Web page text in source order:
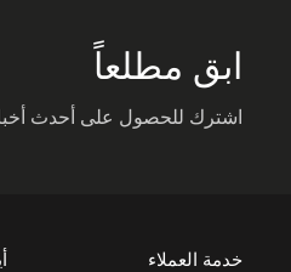
ابق مطلعاً
اشترك للحصول على أحدث
خدمة العملاء